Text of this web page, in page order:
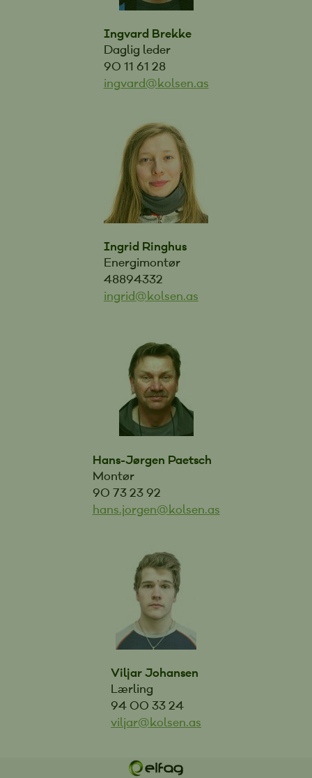
Ingvard Brekke
Daglig leder
90 11 61 28
ingvard@kolsen.as
Ingrid Ringhus
Energimontør
48894332
ingrid@kolsen.as
Hans-Jørgen Paetsch
Montør
90 73 23 92
hans.jorgen@kolsen.as
Viljar Johansen
Lærling
94 00 33 24
viljar@kolsen.as